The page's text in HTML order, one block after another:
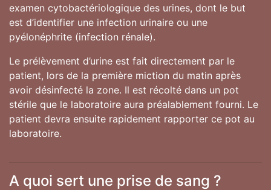
examen cytobactériologique des urines, dont le but
est d’identifier une infection urinaire ou une
pyélonéphrite (infection rénale).
Le prélèvement d’urine est fait directement par le
patient, lors de la première miction du matin après
avoir désinfecté la zone. Il est récolté dans un pot
stérile que le laboratoire aura préalablement fourni. Le
patient devra ensuite rapidement rapporter ce pot au
laboratoire.
A quoi sert une prise de sang ?